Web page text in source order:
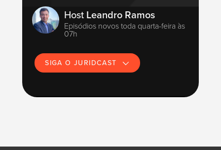
Host Leandro Ramos
Episódios novos toda quarta-feira às
07h
SIGA O JURIDCAST